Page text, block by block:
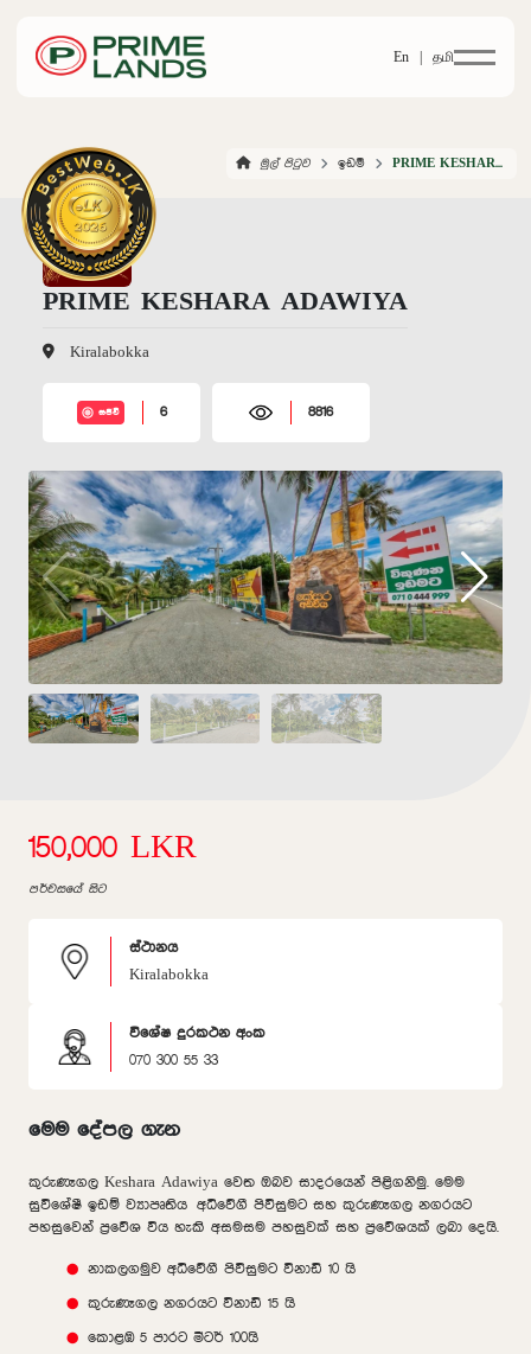
En | தமி
මුල් පිටුව ඉඩම් PRIME KESHARA ADAWIYA
PRIME KESHARA ADAWIYA
Kiralabokka
සජීවී 6 8816
150,000 LKR
පර්චසයේ සිට
ස්ථානය
Kiralabokka
විශේෂ දුරකථන අංක
070 300 55 33
මෙම දේපල ගැන
කුරුණෑගල Keshara Adawiya වෙත ඔබව සාදරයෙන් පිළිගනිමු. මෙම
සුවිශේෂී ඉඩම් ව්‍යාපෘතිය අධිවේගී පිවිසුමට සහ කුරුණෑගල නගරයට
පහසුවෙන් ප්‍රවේශ විය හැකි අසමසම පහසුවක් සහ ප්‍රවේශයක් ලබා දෙයි.
නාකලගමුව අධිවේගී පිවිසුමට විනාඩි 10 යි
කුරුණෑගල නගරයට විනාඩි 15 යි
කොළඹ 5 පාරට මීටර් 100යි